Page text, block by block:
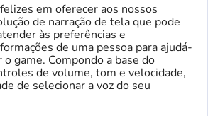
em oferecer aos nossos
de narração de tela que pode
às preferências e
de uma pessoa para ajudá-
o game. Compondo a base do
de volume, tom e velocidade,
de selecionar a voz do seu